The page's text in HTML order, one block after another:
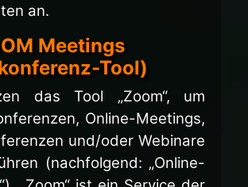
an.
Meetings
Tool)
das Tool „Zoom“, um
Online-Meetings,
und/oder Webinare
(nachfolgend: „Online-